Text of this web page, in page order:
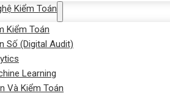
Kiểm Toán
Kiểm Toán
Số (Digital Audit)
Learning
Và Kiểm Toán